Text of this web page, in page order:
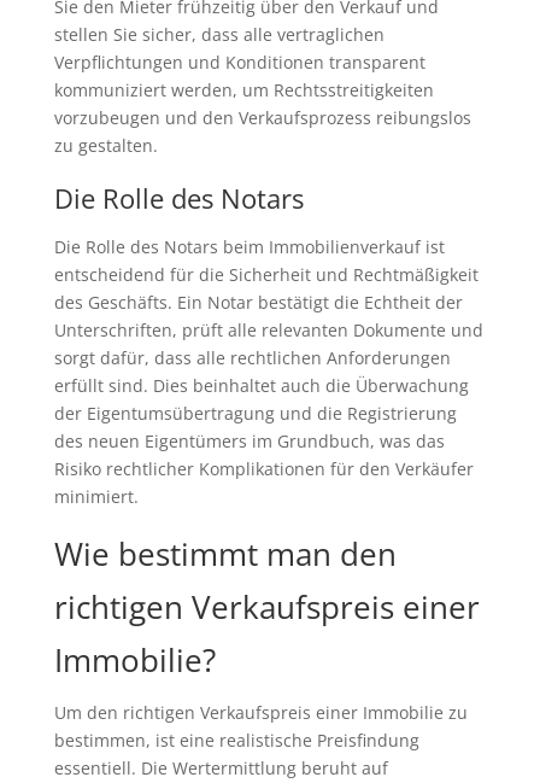
Sie den Mieter frühzeitig über den Verkauf und
stellen Sie sicher, dass alle vertraglichen
Verpflichtungen und Konditionen transparent
kommuniziert werden, um Rechtsstreitigkeiten
vorzubeugen und den Verkaufsprozess reibungslos
zu gestalten.
Die Rolle des Notars
Die Rolle des Notars beim Immobilienverkauf ist
entscheidend für die Sicherheit und Rechtmäßigkeit
des Geschäfts. Ein Notar bestätigt die Echtheit der
Unterschriften, prüft alle relevanten Dokumente und
sorgt dafür, dass alle rechtlichen Anforderungen
erfüllt sind. Dies beinhaltet auch die Überwachung
der Eigentumsübertragung und die Registrierung
des neuen Eigentümers im Grundbuch, was das
Risiko rechtlicher Komplikationen für den Verkäufer
minimiert.
Wie bestimmt man den
richtigen Verkaufspreis einer
Immobilie?
Um den richtigen Verkaufspreis einer Immobilie zu
bestimmen, ist eine realistische Preisfindung
essentiell. Die Wertermittlung beruht auf